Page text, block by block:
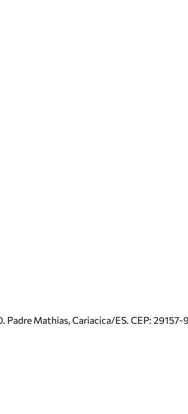
Padre Mathias, Cariacica/ES. CEP: